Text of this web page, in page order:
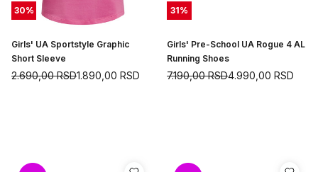
30%
Girls' UA Sportstyle Graphic
Short Sleeve
1.890,00 RSD
2.690,00RSD
31%
Girls' Pre-School UA Rogue 4 AL
Running Shoes
4.990,00 RSD
7.190,00RSD